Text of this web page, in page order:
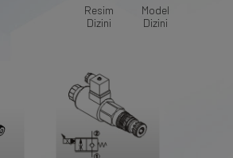
Resim
Dizini
Model
Dizini